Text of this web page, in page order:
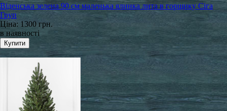
Віденська зелена 90 см маленька ялинка лита в горщику Сіга
Груп
Ціна: 1300 грн.
в наявності